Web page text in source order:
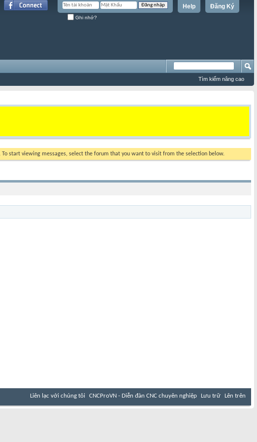
Đăng Ký
Help
Ghi nhớ?
Tìm kiếm nâng cao
start viewing messages, select the forum that you want to visit from the selection below.
Liên lạc với chúng tôi CNCProVN - Diễn đàn CNC chuyên nghiệp Lưu trữ Lên trên